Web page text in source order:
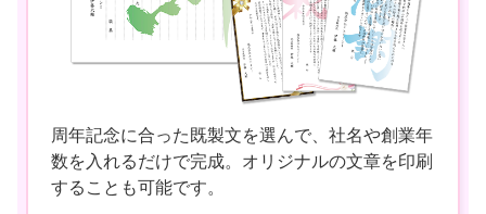
周年記念に合った既製文を選んで、社名や創業年
数を入れるだけで完成。オリジナルの文章を印刷
することも可能です。